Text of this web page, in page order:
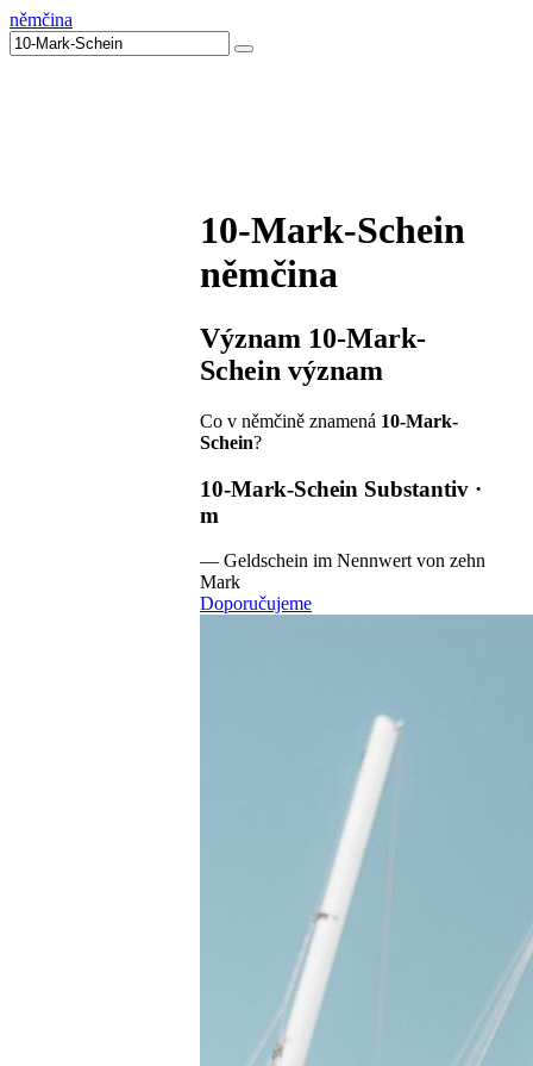
němčina
10-Mark-Schein
němčina
Význam 10-Mark-
Schein význam
Co v němčině znamená 10-Mark-
Schein?
10-Mark-Schein Substantiv ·
m
— Geldschein im Nennwert von zehn
Mark
Doporučujeme